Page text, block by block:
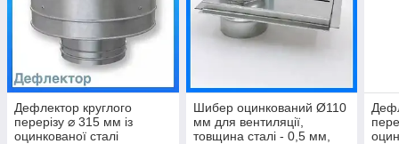
Дефлектор круглого
перерізу ⌀ 315 мм із
оцинкованої сталі
Шибер оцинкований Ø110
мм для вентиляції,
товщина сталі - 0,5 мм,